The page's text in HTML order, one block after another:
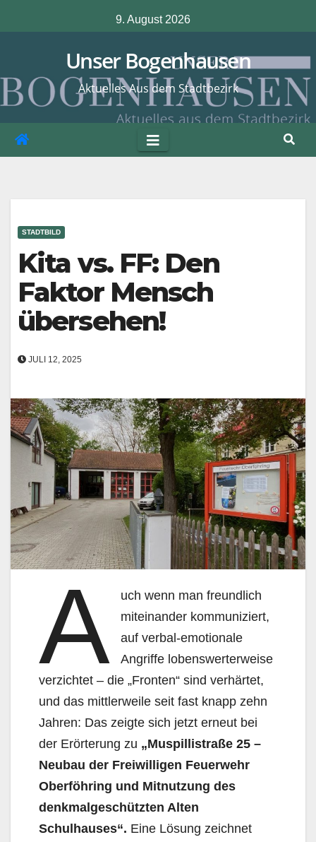
Inhalt
9. August 2026
Unser Bogenhausen
Aktuelles Aus dem Stadtbezirk
STADTBILD
Kita vs. FF: Den
Faktor Mensch
übersehen!
JULI 12, 2025
A
uch wenn man freundlich
miteinander kommuniziert,
auf verbal-emotionale
Angriffe lobenswerterweise
verzichtet – die „Fronten“ sind verhärtet,
und das mittlerweile seit fast knapp zehn
Jahren: Das zeigte sich jetzt erneut bei
der Erörterung zu „Muspillistraße 25 –
Neubau der Freiwilligen Feuerwehr
Oberföhring und Mitnutzung des
denkmalgeschützten Alten
Schulhauses“. Eine Lösung zeichnet